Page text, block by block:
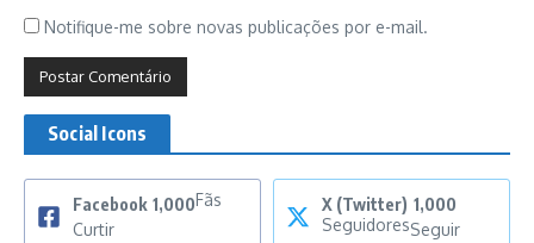
Notifique-me sobre novas publicações por e-mail.
Social Icons
Facebook 1,000Fãs
Curtir
X (Twitter) 1,000
SeguidoresSeguir